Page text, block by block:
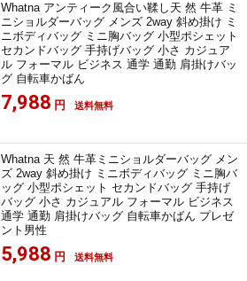
Whatna アンティーク風合い鞣し天 然 牛革 ミ
ニショルダーバッグ メンズ 2way 斜め掛け ミ
ニボディバッグ ミニ胸バッグ 小型ポシェット
セカンドバッグ 手持げバッグ 小さ カジュア
ル フォーマル ビジネス 通学 通勤 肩掛けバッ
グ 自転車かばん
7,988 円 送料無料
Whatna 天 然 牛革ミニショルダーバッグ メン
ズ 2way 斜め掛け ミニボディバッグ ミニ胸バ
ッグ 小型ポシェット セカンドバッグ 手持げ
バッグ 小さ カジュアル フォーマル ビジネス
通学 通勤 肩掛けバッグ 自転車かばん プレゼ
ント男性
5,988 円 送料無料